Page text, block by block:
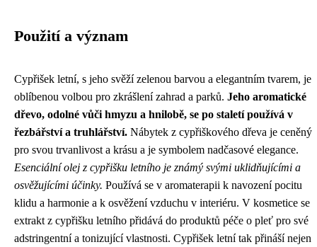
Použití a význam
Cypřišek letní, s jeho svěží zelenou barvou a elegantním tvarem, je
oblíbenou volbou pro zkrášlení zahrad a parků. Jeho aromatické
dřevo, odolné vůči hmyzu a hnilobě, se po staletí používá v
řezbářství a truhlářství. Nábytek z cypřiškového dřeva je ceněný
pro svou trvanlivost a krásu a je symbolem nadčasové elegance.
Esenciální olej z cypřišku letního je známý svými uklidňujícími a
osvěžujícími účinky. Používá se v aromaterapii k navození pocitu
klidu a harmonie a k osvěžení vzduchu v interiéru. V kosmetice se
extrakt z cypřišku letního přidává do produktů péče o pleť pro své
adstringentní a tonizující vlastnosti. Cypřišek letní tak přináší nejen